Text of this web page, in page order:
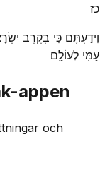
כז
וִידַעְתֶּם כִּי בְקֶרֶב
עַמִּי לְעוֹלָֽם׃
appen
och